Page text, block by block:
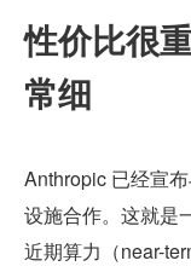
性价比很
常细
Anthropic 已经宣
设施合作。这就是
近期算力（near-